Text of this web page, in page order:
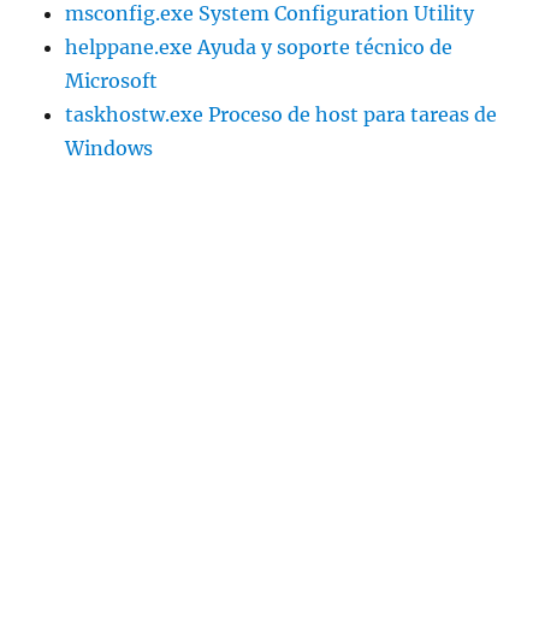
msconfig.exe System Configuration Utility
helppane.exe Ayuda y soporte técnico de
Microsoft
taskhostw.exe Proceso de host para tareas de
Windows